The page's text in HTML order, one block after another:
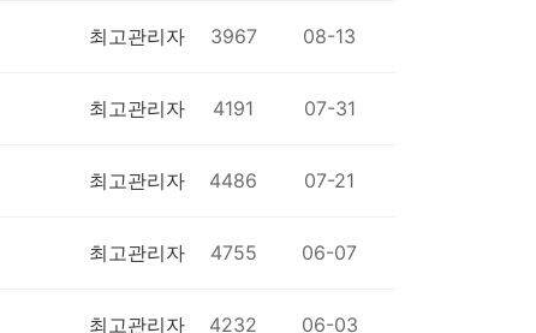
최고관리자 3967 08-13
최고관리자 4191 07-31
최고관리자 4486 07-21
최고관리자 4755 06-07
최고관리자 4232 06-03